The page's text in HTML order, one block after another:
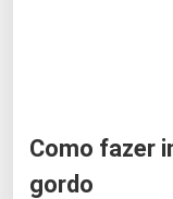
Como fazer
gordo